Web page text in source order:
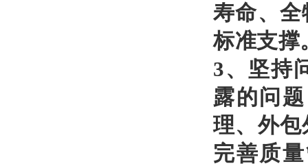
寿命、
标准支撑
3、坚持
露的问
理、外
完善质